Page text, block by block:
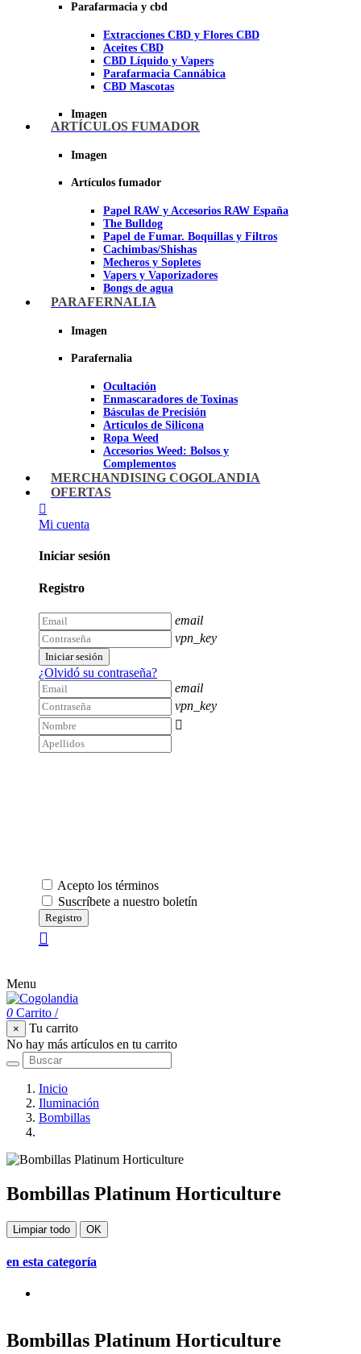
Parafarmacia y cbd
Extracciones CBD y Flores CBD
Aceites CBD
CBD Líquido y Vapers
Parafarmacia Cannábica
CBD Mascotas
Imagen
ARTÍCULOS FUMADOR
Imagen
Artículos fumador
Papel RAW y Accesorios RAW España
The Bulldog
Papel de Fumar. Boquillas y Filtros
Cachimbas/Shishas
Mecheros y Sopletes
Vapers y Vaporizadores
Bongs de agua
Bandejas para liar
Ceniceros para Fumadores
Pipas BHO
Dabbers
Imagen
PARAFERNALIA
Imagen
Parafernalia
Ocultación
Enmascaradores de Toxinas
Básculas de Precisión
Articulos de Silicona
Ropa Weed
Accesorios Weed: Bolsos y
Complementos
Cannabuds
Inciensos
MERCHANDISING COGOLANDIA
OFERTAS
Mi cuenta
Iniciar sesión
Registro
email
vpn_key
Iniciar sesión
¿Olvidó su contraseña?
email
vpn_key

Acepto los términos
Suscríbete a nuestro boletín
Registro
Menu
0 Carrito /
×
Tu carrito
No hay más artículos en tu carrito
Inicio
Iluminación
Bombillas
Bombillas Platinum Horticulture
Limpiar todo OK
en esta categoría
Bombillas Platinum Horticulture